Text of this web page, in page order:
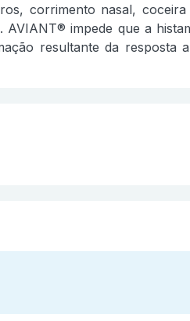
corrimento nasal,
impede que a
resultante da resposta